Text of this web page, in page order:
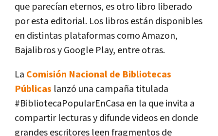
que parecían eternos, es otro libro liberado
por esta editorial. Los libros están disponibles
en distintas plataformas como Amazon,
Bajalibros y Google Play, entre otras.
La Comisión Nacional de Bibliotecas
Públicas lanzó una campaña titulada
#BibliotecaPopularEnCasa en la que invita a
compartir lecturas y difunde videos en donde
grandes escritores leen fragmentos de